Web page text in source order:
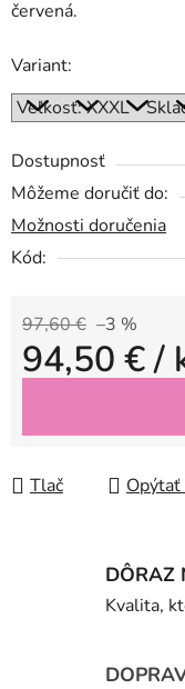
červená.
Variant:
Dostupnosť
Môžeme doručiť do:
Možnosti doručenia
Kód:
97,60 € –3 %
94,50 €/
Tlač Opýtať
DÔRAZ
Kvalita,